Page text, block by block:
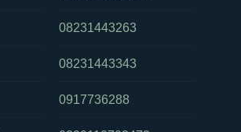
08231443263
08231443343
0917736288